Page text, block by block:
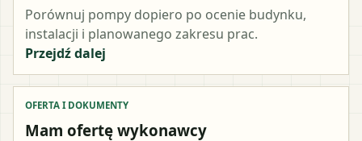
Porównuj pompy dopiero po ocenie budynku,
instalacji i planowanego zakresu prac.
Przejdź dalej
OFERTA I DOKUMENTY
Mam ofertę wykonawcy